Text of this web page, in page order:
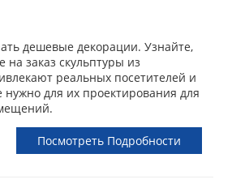
дешевые декорации. Узнайте,
на заказ скульптуры из
реальных посетителей и
нужно для их проектирования для
Посмотреть Подробности